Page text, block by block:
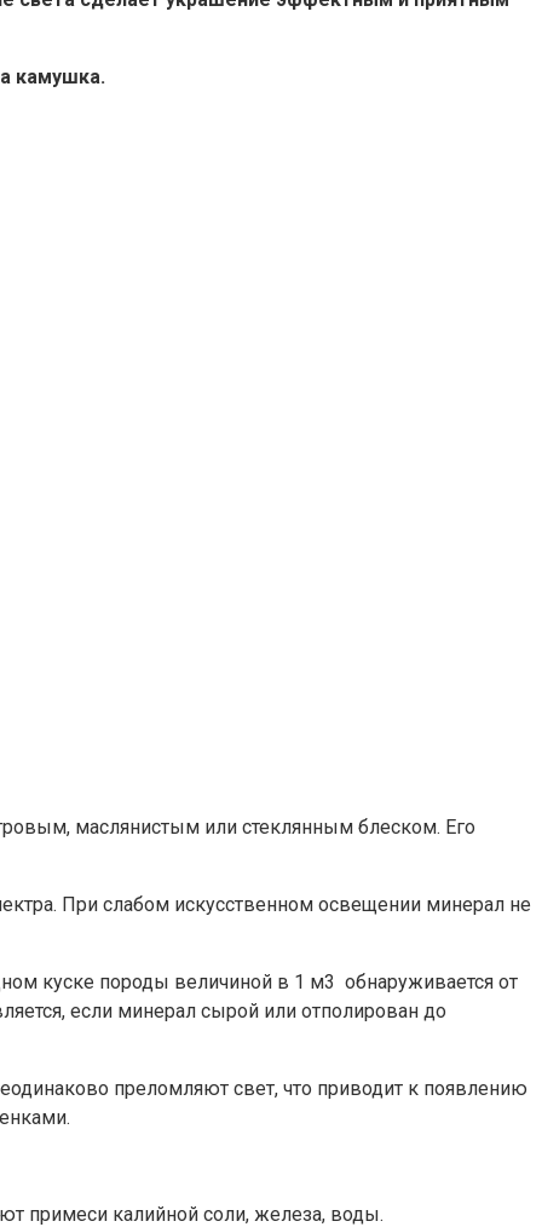
камушка.
маслянистым или стеклянным блеском. Его
При слабом искусственном освещении минерал не
куске породы величиной в 1 м3 обнаруживается от
если минерал сырой или отполирован до
преломляют свет, что приводит к появлению
примеси калийной соли, железа, воды.